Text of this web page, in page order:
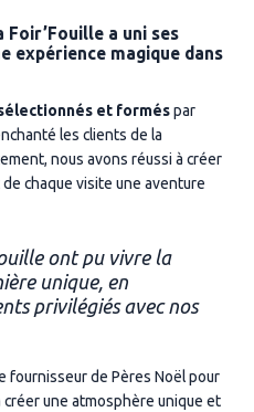
a uni ses
expérience magique dans
et forméspar
les clients de la
nous avons réussi à créer
chaque visite une aventure
ont pu vivre la
unique, en
privilégiés avec nos
fournisseur de Pères Noël pour
créer une atmosphère unique et